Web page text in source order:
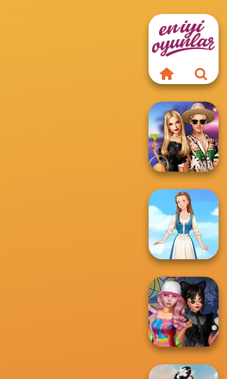
BFFs' Birthday
Bash For Babs
Folklore Fashion